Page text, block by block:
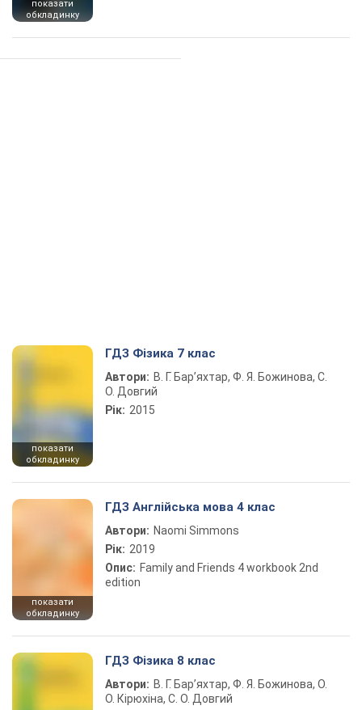
показати
обкладинку
показати
обкладинку
ГДЗ Фізика 7 клас
Автори: В. Г. Бар’яхтар, Ф. Я. Божинова, С.
О. Довгий
Рік: 2015
показати
обкладинку
ГДЗ Англійська мова 4 клас
Автори: Naomi Simmons
Рік: 2019
Опис: Family and Friends 4 workbook 2nd
edition
ГДЗ Фізика 8 клас
Автори: В. Г. Бар’яхтар, Ф. Я. Божинова, О.
О. Кірюхіна, С. О. Довгий